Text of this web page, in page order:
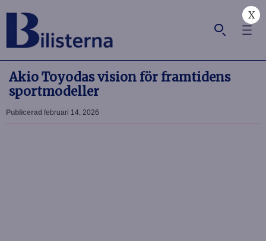
X
Akio Toyodas vision för framtidens
sportmodeller
Publicerad februari 14, 2026